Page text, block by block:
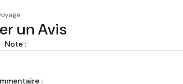
un Avis
Note :
: